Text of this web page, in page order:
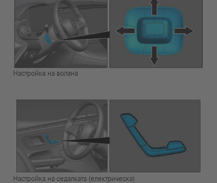
Настройка на волана
Настройка на седалката (електрическа)